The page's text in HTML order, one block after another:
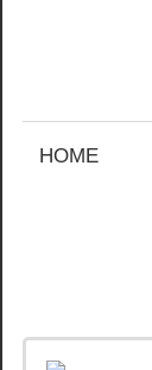
für
HOME